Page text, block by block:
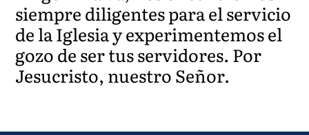
siempre diligentes para el servicio
de la Iglesia y experimentemos el
gozo de ser tus servidores. Por
Jesucristo, nuestro Señor.